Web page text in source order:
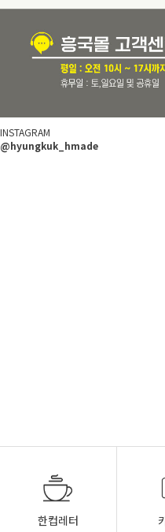
INSTAGRAM
@hyungkuk_hmade
한컵레터